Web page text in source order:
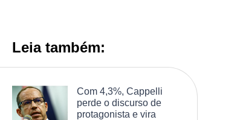
Leia também:
Com 4,3%, Cappelli
perde o discurso de
protagonista e vira